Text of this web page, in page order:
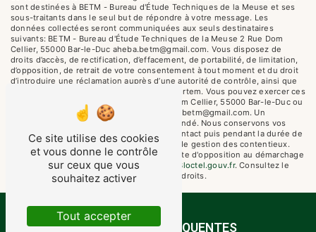
sont destinées à BETM - Bureau d'Étude Techniques de la Meuse et ses
sous-traitants dans le seul but de répondre à votre message. Les
données collectées seront communiquées aux seuls destinataires
suivants: BETM - Bureau d'Étude Techniques de la Meuse 2 Rue Dom
Cellier, 55000 Bar-le-Duc aheba.betm@gmail.com. Vous disposez de
droits d’accès, de rectification, d’effacement, de portabilité, de limitation,
d’opposition, de retrait de votre consentement à tout moment et du droit
d’introduire une réclamation auprès d’une autorité de contrôle, ainsi que
d’organiser le sort de vos données post-mortem. Vous pouvez exercer ces
droits par voie postale à l'adresse 2 Rue Dom Cellier, 55000 Bar-le-Duc ou
par courrier électronique à l'adresse aheba.betm@gmail.com. Un
justificatif d'identité pourra vous être demandé. Nous conservons vos
données pendant la période de prise de contact puis pendant la durée de
prescription légale aux fins probatoires et de gestion des contentieux.
Vous avez le droit de vous inscrire sur la liste d'opposition au démarchage
téléphonique, disponible à cette adresse:
Bloctel.gouv.fr. Consultez le
site cnil.fr pour plus d’informations sur vos droits.
RECHERCHES FRÉQUENTES
Ce site utilise des cookies
et vous donne le contrôle
sur ceux que vous
souhaitez activer
Tout accepter